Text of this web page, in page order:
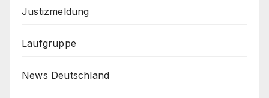
Justizmeldung
Laufgruppe
News Deutschland